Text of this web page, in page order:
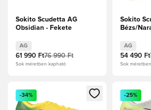
Sokito Scudetta AG
Obsidian - Fekete
AG
61 990 Ft76 990 Ft
Sok méretben kapható
Sokito
Bézs/
AG
54 490 Ft
Sok
Megnyit egy modált a
-34%
Megnyit
-25%